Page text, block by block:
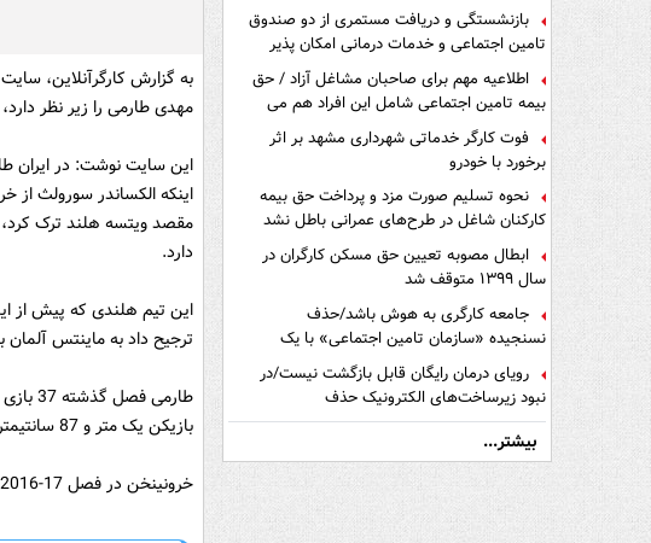
بازنشستگی و دریافت مستمری از دو صندوق
تامین اجتماعی و خدمات درمانی امکان پذیر
است ؟
اطلاعیه مهم برای صاحبان مشاغل آزاد / حق
بیمه تامین اجتماعی شامل این افراد هم می
شودفوت کارگر خدماتی شهرداری مشهد بر اثر
برخورد با خودرو
نحوه تسلیم صورت مزد و پرداخت حق بیمه
کارکنان شاغل در طرح‌های عمرانی باطل نشد
ابطال مصوبه تعیین حق مسکن کارگران در
سال ۱۳۹۹ متوقف شد
جامعه کارگری به هوش باشد/حذف
نسنجیده «سازمان تامین اجتماعی» با یک
تفاهم نامه!
رویای درمان رایگان قابل بازگشت نیست/در
نبود زیرساخت‌های الکترونیک حذف
دفترچه‌های بیمه اشتباه مضاعف است
بیشتر...
مهدی طارمی را زیر نظر دارد، بازیکن 24 ساله‌ای که با پرسپولیس
این سایت نوشت: در ایران
اینکه الکساندر سورولث از
مقصد ویتسه هلند ترک کرد،
دارد.
این تیم هلندی که پیش از
ترجیح داد به ماینتس آلمان
بازیکن یک متر و 87 سانتیمتری 19 بازی ملی و 10 گل زده هم در کارنامه‌اش دارد.
خرونینخن در فصل 17-2016 مسابقات فوتبال باشگاهی اردویژه هلند به عنوان هشتمی رسید./جام نیوز